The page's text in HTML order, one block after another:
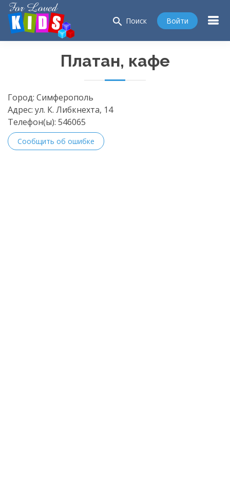
search Поиск Войти
Платан, кафе
Город: Симферополь
Адрес: ул. К. Либкнехта, 14
Телефон(ы): 546065
Сообщить об ошибке